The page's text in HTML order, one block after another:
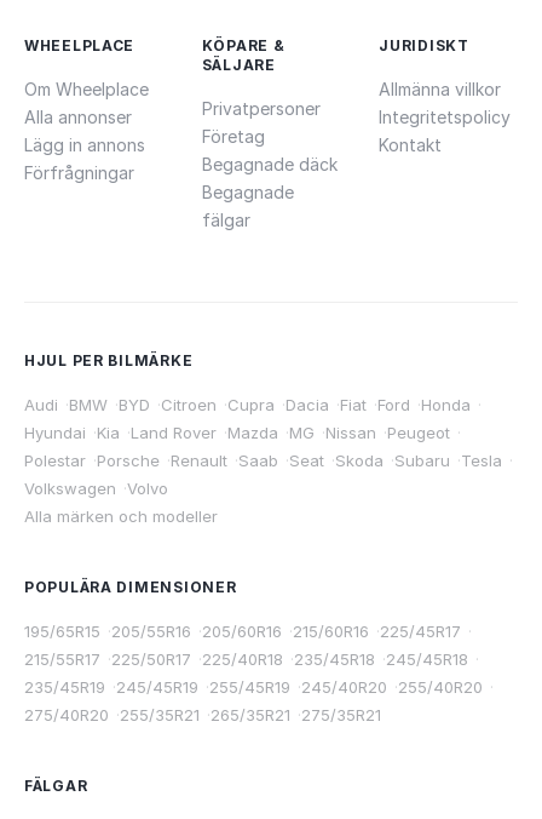
WHEELPLACE
Om Wheelplace
Alla annonser
Lägg in annons
Förfrågningar
KÖPARE &
SÄLJARE
Privatpersoner
Företag
Begagnade däck
Begagnade
fälgar
JURIDISKT
Allmänna villkor
Integritetspolicy
Kontakt
HJUL PER BILMÄRKE
Audi ·BMW ·BYD ·Citroen ·Cupra ·Dacia ·Fiat ·Ford ·Honda ·
Hyundai ·Kia ·Land Rover ·Mazda ·MG ·Nissan ·Peugeot ·
Polestar ·Porsche ·Renault ·Saab ·Seat ·Skoda ·Subaru ·Tesla ·
Volkswagen ·Volvo
Alla märken och modeller
POPULÄRA DIMENSIONER
195/65R15 ·205/55R16 ·205/60R16 ·215/60R16 ·225/45R17 ·
215/55R17 ·225/50R17 ·225/40R18 ·235/45R18 ·245/45R18 ·
235/45R19 ·245/45R19 ·255/45R19 ·245/40R20 ·255/40R20 ·
275/40R20 ·255/35R21 ·265/35R21 ·275/35R21
FÄLGAR